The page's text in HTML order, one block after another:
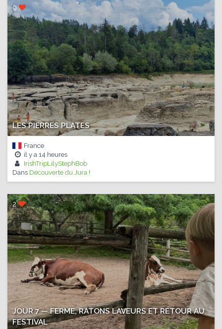
0
LES PIERRES PLATES
France
il y a 14 heures
IrishTripLilyStephBob
Dans Découverte du Jura !
2
JOUR 7 — FERME, RATONS LAVEURS ET RETOUR AU
FESTIVAL